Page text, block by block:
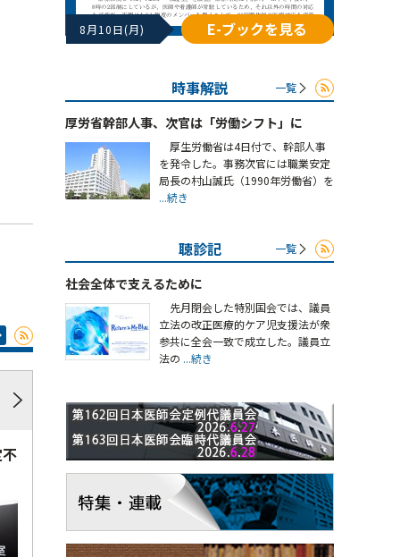
8月10日(月) E-ブックを見る
時事解説 一覧
厚労省幹部人事、次官は「労働シフト」に
厚生労働省は4日付で、幹部人事
を発令した。事務次官には職業安定
局長の村山誠氏（1990年労働省）を
...続き
聴診記 一覧
社会全体で支えるために
先月閉会した特別国会では、議員
立法の改正医療的ケア児支援法が衆
参共に全会一致で成立した。議員立
法の ...続き